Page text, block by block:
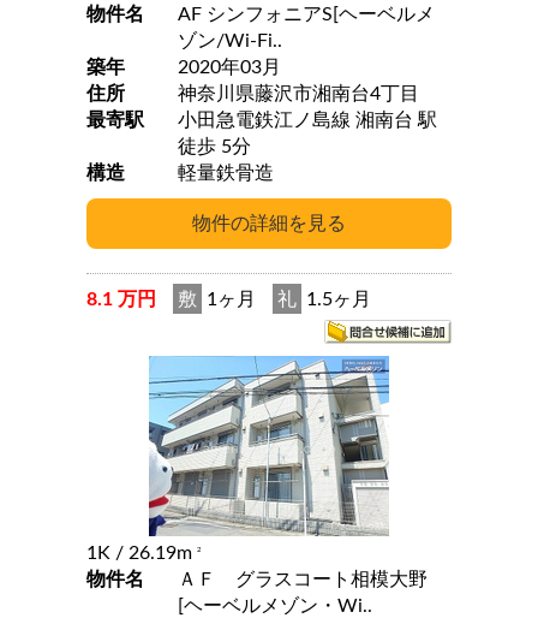
物件名
AF シンフォニアS[ヘーベルメ
ゾン/Wi-Fi..
築年
2020年03月
住所
神奈川県藤沢市湘南台4丁目
最寄駅
小田急電鉄江ノ島線 湘南台 駅
徒歩 5分
構造
軽量鉄骨造
8.1 万円 敷 1ヶ月 礼 1.5ヶ月
1K / 26.19m 2
物件名
ＡＦ グラスコート相模大野
[ヘーベルメゾン・Wi..